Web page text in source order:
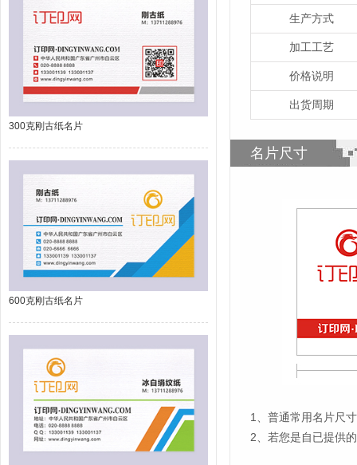
300克刚古纸名片
600克刚古纸名片
生产方式
加工工艺
价格说明
出货周期
名片尺寸
1
普通常用名片尺
2、若您是自已提供